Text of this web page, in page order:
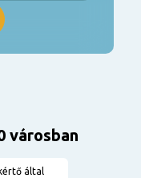
városban
által